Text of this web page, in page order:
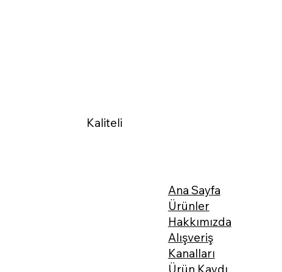
Ana Sayfa
Ürünler
Hakkımızda
Alışveriş
Kanalları
Ürün Kaydı
Kaliteli